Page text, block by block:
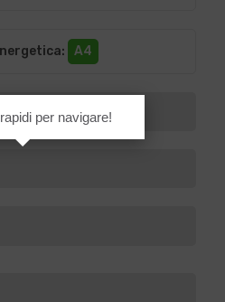
: A4
per navigare!